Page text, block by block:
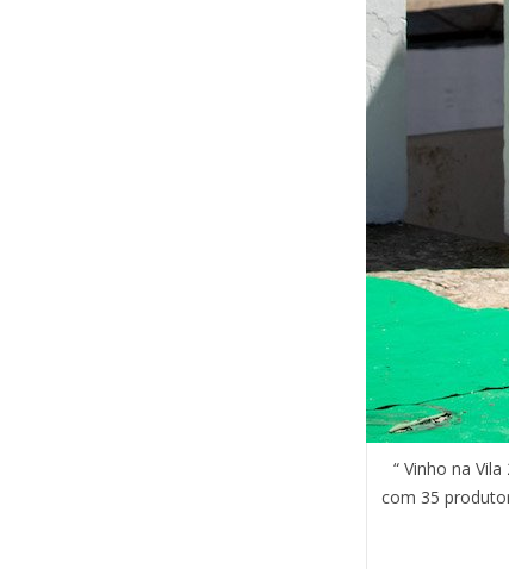
“ Vinho na
com 35